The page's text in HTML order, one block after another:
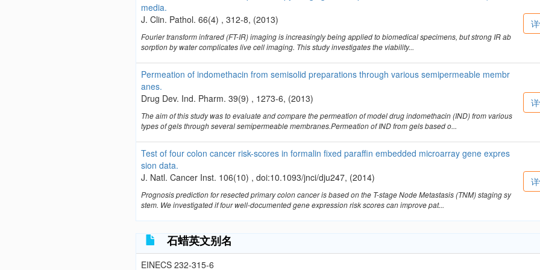
media.
J. Clin. Pathol. 66(4) , 312-8, (2013)
Fourier transform infrared (FT-IR) imaging is increasingly being applied to biomedical specimens, but strong IR ab
sorption by water complicates live cell imaging. This study investigates the viability...
Permeation of indomethacin from semisolid preparations through various semipermeable membr
anes.
Drug Dev. Ind. Pharm. 39(9) , 1273-6, (2013)
The aim of this study was to evaluate and compare the permeation of model drug indomethacin (IND) from various
types of gels through several semipermeable membranes.Permeation of IND from gels based o...
Test of four colon cancer risk-scores in formalin fixed paraffin embedded microarray gene expres
sion data.
J. Natl. Cancer Inst. 106(10) , doi:10.1093/jnci/dju247, (2014)
Prognosis prediction for resected primary colon cancer is based on the T-stage Node Metastasis (TNM) staging sy
stem. We investigated if four well-documented gene expression risk scores can improve pat...
石蜡英文别名
EINECS 232-315-6